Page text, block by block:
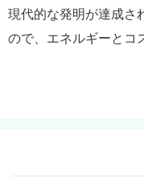
現代的な発明が達成さ
ので、エネルギーとコ